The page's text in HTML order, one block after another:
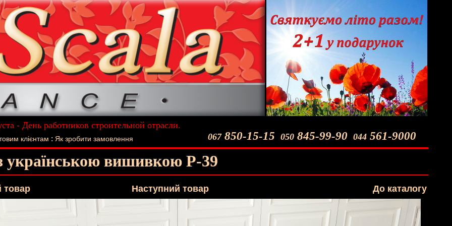
- День работников строительной отрасли.
подарок - Постельное белье La Scala!
067850-15-15 050 845-99-90 044 561-9000
клієнтам : Як зробити замовлення
українською вишивкою P-39
товар Наступний товар До каталогу